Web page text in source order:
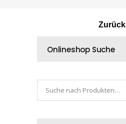
Zurück
Onlineshop Suche